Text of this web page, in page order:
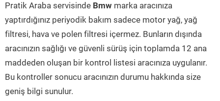
Pratik Araba servisinde Bmw marka aracınıza
yaptırdığınız periyodik bakım sadece motor yağ, yağ
filtresi, hava ve polen filtresi içermez. Bunların dışında
aracınızın sağlığı ve güvenli sürüş için toplamda 12 ana
maddeden oluşan bir kontrol listesi aracınıza uygulanır.
Bu kontroller sonucu aracınızın durumu hakkında size
geniş bilgi sunulur.